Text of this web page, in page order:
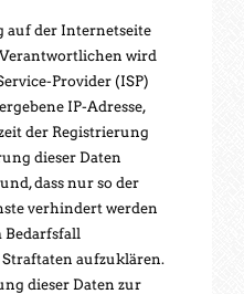
auf der Internetseite
wird
Provider (ISP)
IP-Adresse,
der Registrierung
dieser Daten
dass nur so der
verhindert werden
Bedarfsfall
aufzuklären.
dieser Daten zur